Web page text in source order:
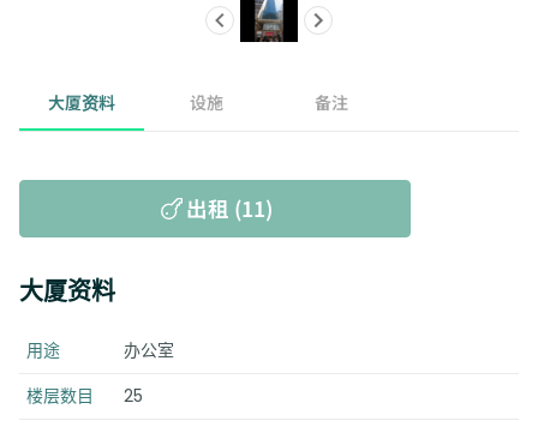
大厦资料 设施 备注
出租 (11)
大厦资料
用途
办公室
楼层数目
25